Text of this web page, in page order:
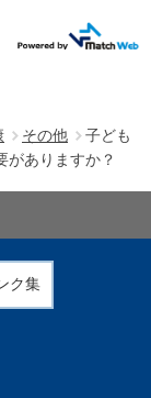
その他
子ども
がありますか？
ク集